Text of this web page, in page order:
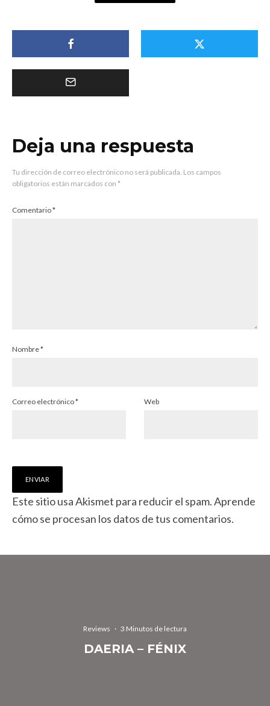
Deja una respuesta
Tu dirección de correo electrónico no será publicada. Los campos
obligatorios están marcados con *
Comentario*
Nombre*
Correo electrónico* Web
Este sitio usa Akismet para reducir el spam.Aprende
cómo se procesan los datos de tus comentarios.
Reviews · 3 Minutos de lectura
DAERIA – FÉNIX